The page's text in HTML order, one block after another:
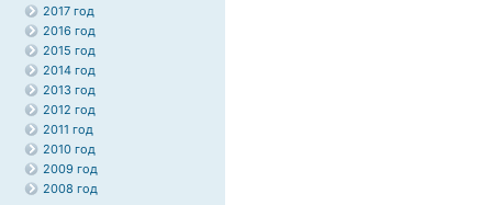
2017 год
2016 год
2015 год
2014 год
2013 год
2012 год
2011 год
2010 год
2009 год
2008 год